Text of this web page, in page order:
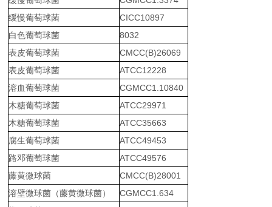
缓慢葡萄球菌
CICC10897
白色葡萄球菌
8032
表皮葡萄球菌
CMCC(B)26069
表皮葡萄球菌
ATCC12228
溶血葡萄球菌
CGMCC1.10840
木糖葡萄球菌
ATCC29971
木糖葡萄球菌
ATCC35663
腐生葡萄球菌
ATCC49453
路邓葡萄球菌
ATCC49576
藤黄微球菌
CMCC(B)28001
溶壁微球菌（藤黄微球菌）
CGMCC1.634